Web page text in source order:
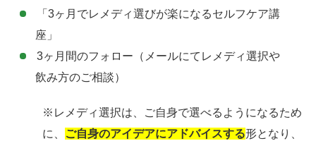
「3ヶ月でレメディ選びが楽になるセルフケア講
座」
3ヶ月間のフォロー（メールにてレメディ選択や
飲み方のご相談）
※レメディ選択は、ご自身で選べるようになるため
に、
ご自身のアイデアにアドバイスする形となり、